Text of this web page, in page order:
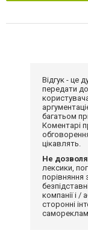
Відгук - це
передати
багатьом
Коментарі
цікавлять.
Не
лексики,
порівняння
компанії і /
сторонні